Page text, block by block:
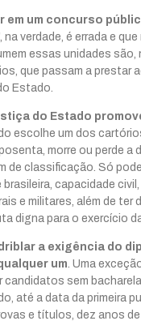
em um concurso
na verdade, é errada e
essas unidades são,
que passam a prestar
Estado.
do Estado
escolhe um dos
morre ou perde a
de classificação. Só
capacidade
e militares, além de ter
digna para o exercício
a exigência do
um. Uma
candidatos sem
até a data da primeira
e títulos, dez anos de